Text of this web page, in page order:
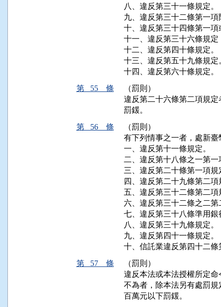
八、違反第三十一條規定。
九、違反第三十二條第一項
十、違反第三十四條第一
十一、違反第三十六條規
十二、違反第四十條規定。
十三、違反第五十九條規定
十四、違反第六十條規定。
第 55 條
（罰則）
違反第二十六條第二項規
罰鍰。
第 56 條
（罰則）
有下列情事之一者，處新
一、違反第十一條規定。
二、違反第十八條之一第一
三、違反第二十條第一項規
四、違反第二十九條第二項
五、違反第三十二條第二項
六、違反第三十二條之二第
七、違反第三十八條準用
八、違反第三十九條規定。
九、違反第四十一條規定。
十、信託業違反第四十二
第 57 條
（罰則）
違反本法或本法授權所定
不為者，除本法另有處罰
百萬元以下罰鍰。